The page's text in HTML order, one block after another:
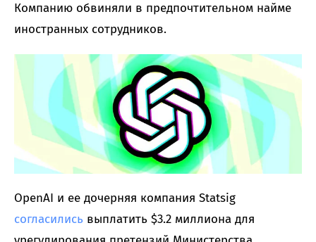
Компанию обвиняли в предпочтительном найме
иностранных сотрудников.
OpenAI и ее дочерняя компания Statsig
согласились выплатить $3.2 миллиона для